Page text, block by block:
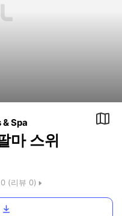
Spa
마 스위
(리뷰 0)